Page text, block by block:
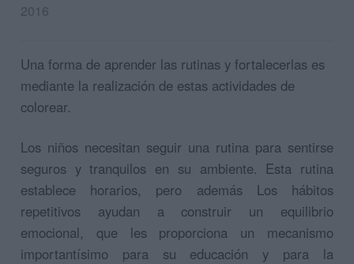
2016
Una forma de aprender las rutinas y fortalecerlas es
mediante la realización de estas actividades de
colorear.
Los niños necesitan seguir una rutina para sentirse
seguros y tranquilos en su ambiente. Esta rutina
establece horarios, pero además Los hábitos
repetitivos ayudan a construir un equilibrio
emocional, que les proporciona un mecanismo
importantísimo para su educación y para la